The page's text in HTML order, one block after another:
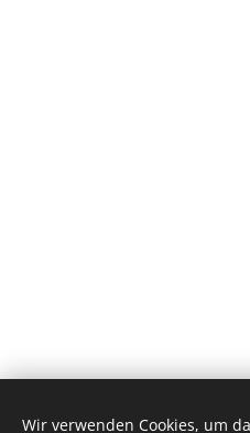
Wir verwenden Cookies, um